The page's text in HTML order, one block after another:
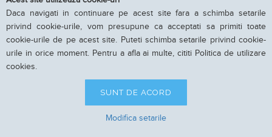
Daca navigati in continuare pe acest site fara a schimba setarile
privind cookie-urile, vom presupune ca acceptati sa primiti toate
cookie-urile de pe acest site. Puteti schimba setarile privind cookie-
urile in orice moment. Pentru a afla ai multe, cititi Politica de utilizare
cookies.
SUNT DE ACORD
Modifica setarile